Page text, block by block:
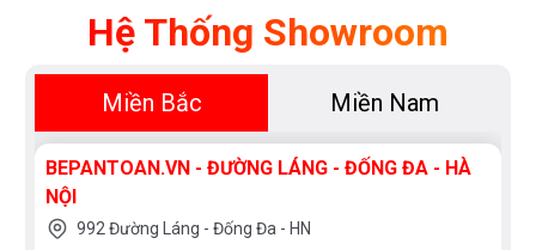
Hệ Thống Showroom
Miền Bắc Miền Nam
BEPANTOAN.VN - ĐƯỜNG LÁNG - ĐỐNG ĐA - HÀ
NỘI
992 Đường Láng - Đống Đa - HN